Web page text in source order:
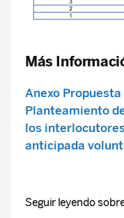
Más
Anexo
Planteamiento
los
anticipada
Seguir leyendo